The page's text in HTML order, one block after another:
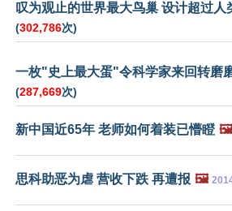
叹为观止的世界最大鸟巢 设计超过人
(302,786次)
一枚"史上最大蛋"令科学家来回转磨
(287,669次)
新中国近65年 老师如何着装已懵瞪 🖼️
思科助恶为虐 营收下跌 再遭报 🖼️